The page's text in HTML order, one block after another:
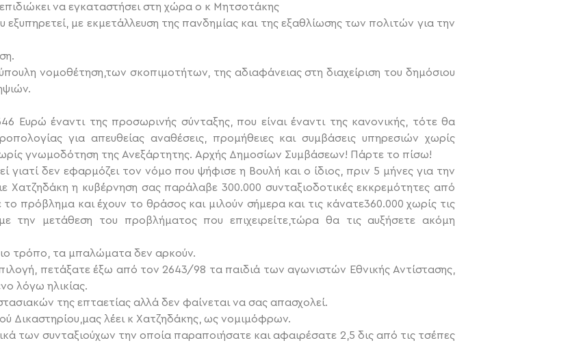
να εγκαταστήσει στη χώρα ο κ Μητσοτάκης
με εκμετάλλευση της πανδημίας και της εξαθλίωσης των πολιτών για την
νομοθέτηση,των σκοπιμοτήτων, της αδιαφάνειας στη διαχείριση του δημόσιου
Ευρώ έναντι της προσωρινής σύνταξης, που είναι έναντι της κανονικής, τότε θα
για απευθείας αναθέσεις, προμήθειες και συμβάσεις υπηρεσιών χωρίς
γνωμοδότηση της Ανεξάρτητης. Αρχής Δημοσίων Συμβάσεων! Πάρτε το πίσω!
γιατί δεν εφαρμόζει τον νόμο που ψήφισε η Βουλή και ο ίδιος, πριν 5 μήνες για την
Χατζηδάκη η κυβέρνηση σας παράλαβε 300.000 συνταξιοδοτικές εκκρεμότητες από
πρόβλημα και έχουν το θράσος και μιλούν σήμερα και τις κάνατε360.000 χωρίς τις
την μετάθεση του προβλήματος που επιχειρείτε,τώρα θα τις αυξήσετε ακόμη
τρόπο, τα μπαλώματα δεν αρκούν.
πετάξατε έξω από τον 2643/98 τα παιδιά των αγωνιστών Εθνικής Αντίστασης,
λόγω ηλικίας.
της επταετίας αλλά δεν φαίνεται να σας απασχολεί.
Δικαστηρίου,μας λέει κ Χατζηδάκης, ως νομιμόφρων.
των συνταξιούχων την οποία παραποιήσατε και αφαιρέσατε 2,5 δις από τις τσέπες